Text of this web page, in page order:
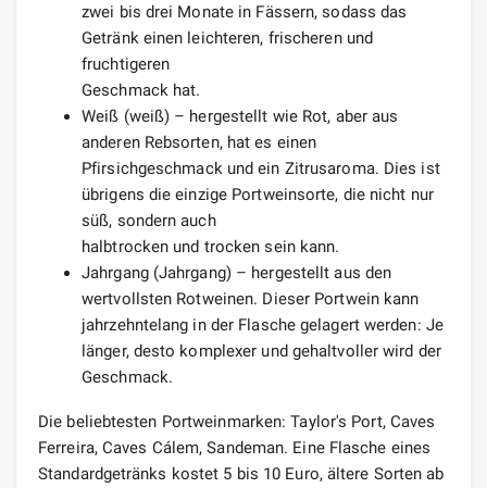
zwei bis drei Monate in Fässern, sodass das
Getränk einen leichteren, frischeren und
fruchtigeren
Geschmack hat.
Weiß (weiß) – hergestellt wie Rot, aber aus
anderen Rebsorten, hat es einen
Pfirsichgeschmack und ein Zitrusaroma. Dies ist
übrigens die einzige Portweinsorte, die nicht nur
süß, sondern auch
halbtrocken und trocken sein kann.
Jahrgang (Jahrgang) – hergestellt aus den
wertvollsten Rotweinen. Dieser Portwein kann
jahrzehntelang in der Flasche gelagert werden: Je
länger, desto komplexer und gehaltvoller wird der
Geschmack.
Die beliebtesten Portweinmarken: Taylor's Port, Caves
Ferreira, Caves Cálem, Sandeman. Eine Flasche eines
Standardgetränks kostet 5 bis 10 Euro, ältere Sorten ab